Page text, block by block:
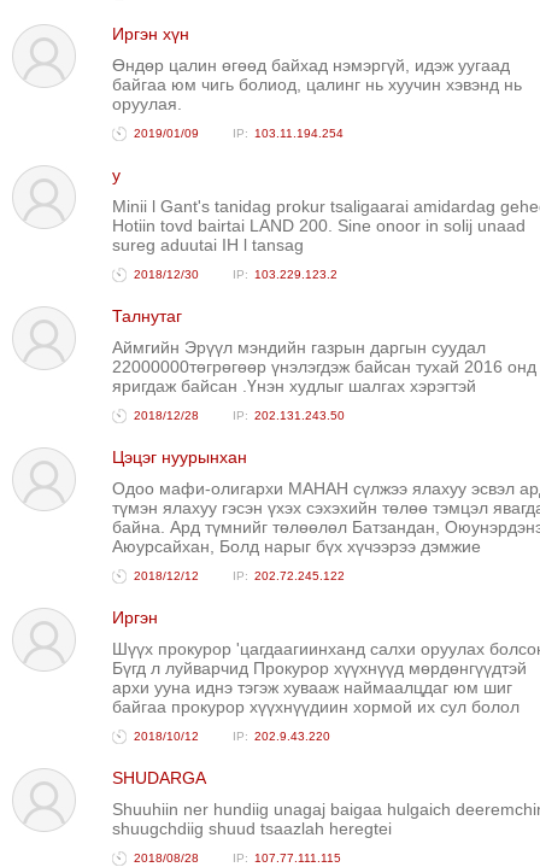
Иргэн хүн
Өндөр цалин өгөөд байхад нэмэргүй, идэж уугаад
байгаа юм чигь болиод, цалинг нь хуучин хэвэнд нь
оруулая.
2019/01/09 103.11.194.254
y
Minii l Gant's tanidag prokur tsaligaarai amidardag
Hotiin tovd bairtai LAND 200. Sine onoor in solij unaad
sureg aduutai IH l tansag
2018/12/30 103.229.123.2
Талнутаг
Аймгийн Эрүүл мэндийн газрын даргын суудал
22000000төгрөгөөр үнэлэгдэж байсан тухай 2016 онд
яригдаж байсан .Үнэн худлыг шалгах хэрэгтэй
2018/12/28 202.131.243.50
Цэцэг нуурынхан
Одоо мафи-олигархи МАНАН сүлжээ ялахуу эсвэл
түмэн ялахуу гэсэн үхэх сэхэхийн төлөө тэмцэл
байна. Ард түмнийг төлөөлөл Батзандан,
Аюурсайхан, Болд нарыг бүх хүчээрээ дэмжие
2018/12/12 202.72.245.122
Иргэн
Шүүх прокурор 'цагдаагиинханд салхи оруулах
Бүгд л луйварчид Прокурор хүүхнүүд мөрдөнгүүдтэй
архи ууна иднэ тэгэж хувааж наймаалцдаг юм шиг
байгаа прокурор хүүхнүүдиин хормой их сул болол
2018/10/12 202.9.43.220
SHUDARGA
Shuuhiin ner hundiig unagaj baigaa hulgaich
shuugchdiig shuud tsaazlah heregtei
2018/08/28 107.77.111.115